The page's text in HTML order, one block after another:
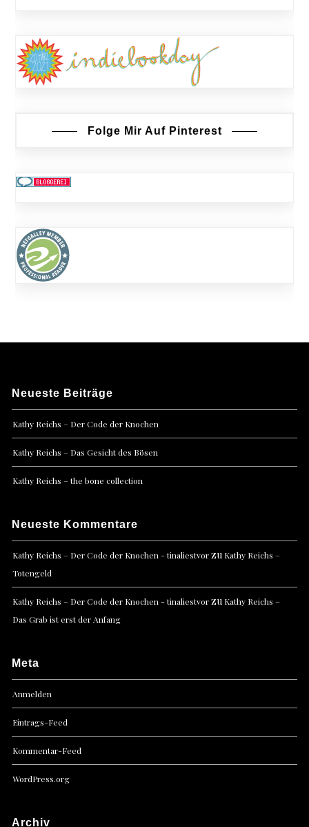
Folge Mir Auf Pinterest
Neueste Beiträge
Kathy Reichs – Der Code der Knochen
Kathy Reichs – Das Gesicht des Bösen
Kathy Reichs – the bone collection
Neueste Kommentare
Kathy Reichs – Der Code der Knochen - tinaliestvorzu Kathy Reichs –
Totengeld
Kathy Reichs – Der Code der Knochen - tinaliestvorzu Kathy Reichs –
Das Grab ist erst der Anfang
Meta
Anmelden
Eintrags-Feed
Kommentar-Feed
WordPress.org
Archiv